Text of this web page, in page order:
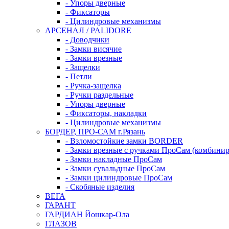
- Упоры дверные
- Фиксаторы
- Цилиндровые механизмы
АРСЕНАЛ / PALIDORE
- Доводчики
- Замки висячие
- Замки врезные
- Защелки
- Петли
- Ручка-защелка
- Ручки раздельные
- Упоры дверные
- Фиксаторы, накладки
- Цилиндровые механизмы
БОРДЕР, ПРО-САМ г.Рязань
- Взломостойкие замки BORDER
- Замки врезные с ручками ПроСам
- Замки накладные ПроСам
- Замки сувальдные ПроСам
- Замки цилиндровые ПроСам
- Скобяные изделия
ВЕГА
ГАРАНТ
ГАРДИАН Йошкар-Ола
ГЛАЗОВ